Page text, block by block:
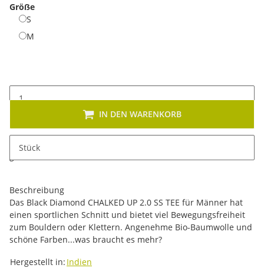
Gröẞe
S
M
Stück
IN DEN WARENKORB
Dieses Produkt hat Variationen. Wählen Sie bitte die
Beschreibung
Das Black Diamond CHALKED UP 2.0 SS TEE für Männer hat
einen sportlichen Schnitt und bietet viel Bewegungsfreiheit
zum Bouldern oder Klettern. Angenehme Bio-Baumwolle und
schöne Farben...was braucht es mehr?
Produkteigenschaft
Wert
Hergestellt in: Indien